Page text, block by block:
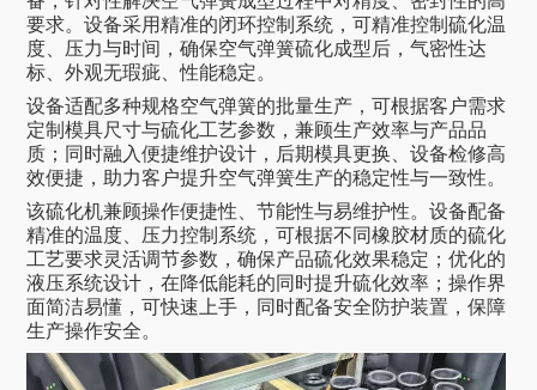
要求。设备采用精准的闭环控制系统，可精准控制硫化温
度、压力与时间，确保空气弹簧硫化成型后，气密性达
标、外观无瑕疵、性能稳定。
设备适配多种规格空气弹簧的批量生产，可根据客户需求
定制模具尺寸与硫化工艺参数，兼顾生产效率与产品品
质；同时融入便捷维护设计，后期模具更换、设备检修高
效便捷，助力客户提升空气弹簧生产的稳定性与一致性。
该硫化机兼顾操作便捷性、节能性与易维护性。设备配备
精准的温度、压力控制系统，可根据不同橡胶材质的硫化
工艺要求灵活调节参数，确保产品硫化效果稳定；优化的
液压系统设计，在降低能耗的同时提升硫化效率；操作界
面简洁易懂，可快速上手，同时配备安全防护装置，保障
生产操作安全。